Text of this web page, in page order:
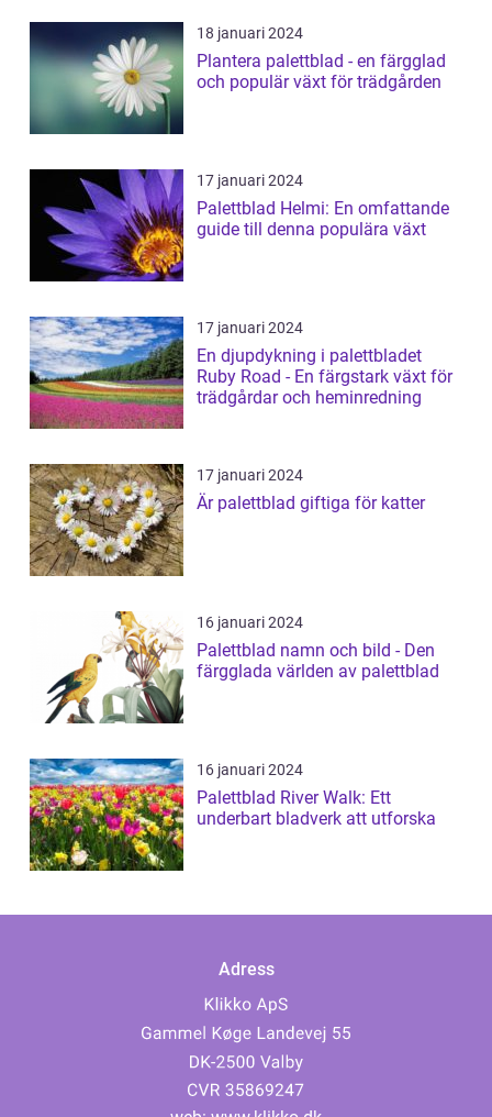
18 januari 2024
Plantera palettblad - en färgglad
och populär växt för trädgården
17 januari 2024
Palettblad Helmi: En omfattande
guide till denna populära växt
17 januari 2024
En djupdykning i palettbladet
Ruby Road - En färgstark växt för
trädgårdar och heminredning
17 januari 2024
Är palettblad giftiga för katter
16 januari 2024
Palettblad namn och bild - Den
färgglada världen av palettblad
16 januari 2024
Palettblad River Walk: Ett
underbart bladverk att utforska
Adress